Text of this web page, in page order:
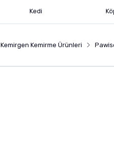
Kedi
Kemirgen Kemirme Ürünleri